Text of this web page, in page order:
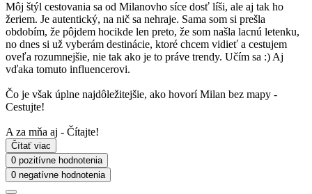
Môj štýl cestovania sa od Milanovho síce dosť líši, ale aj tak ho
žeriem. Je autentický, na nič sa nehraje. Sama som si prešla
obdobím, že pôjdem hocikde len preto, že som našla lacnú letenku,
no dnes si už vyberám destinácie, ktoré chcem vidieť a cestujem
oveľa rozumnejšie, nie tak ako je to práve trendy. Učím sa :) Aj
vďaka tomuto influencerovi.
Čo je však úplne najdôležitejšie, ako hovorí Milan bez mapy -
Cestujte!
A za mňa aj - Čítajte!
Čítať viac
0 pozitívne hodnotenia
0 negatívne hodnotenia